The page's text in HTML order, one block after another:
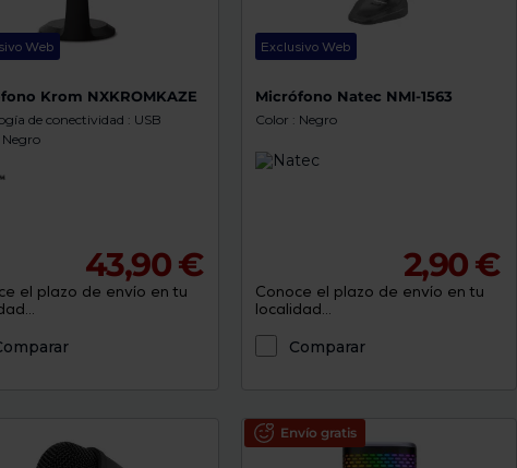
Web
Krom NXKROMKAZE
de conectividad : USB
Negro
43,90 €
el plazo de envío en tu
Exclusivo Web
Micrófono Natec NMI-1563
Color : Negro
2,90 €
Conoce el plazo de envío en tu
localidad...
Comparar
Envío gratis